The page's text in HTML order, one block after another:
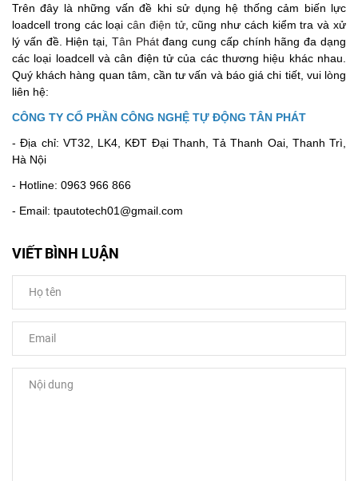
Trên đây là những vấn đề khi sử dụng hệ thống cảm biến lực
loadcell trong các loạicân điện tử, cũng như cách kiểm tra và xử
lý vấn đề. Hiện tại, Tân Phátđang cung cấp chính hãng đa dạng
các loại loadcell và cân điện tử của các thương hiệu khác nhau.
Quý khách hàng quan tâm, cần tư vấn và báo giá chi tiết, vui lòng
liên hệ:
CÔNG TY CỔ PHẦN CÔNG NGHỆ TỰ ĐỘNG TÂN PHÁT
- Địa chỉ: VT32, LK4, KĐT Đại Thanh, Tả Thanh Oai, Thanh Trì,
Hà Nội
- Hotline: 0963 966 866
- Email: tpautotech01@gmail.com
VIẾT BÌNH LUẬN